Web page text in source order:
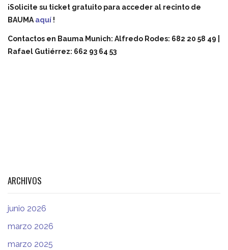
¡Solicite su ticket gratuito para acceder al recinto de
BAUMA aquí !
Contactos en Bauma Munich: Alfredo Rodes: 682 20 58 49 |
Rafael Gutiérrez: 662 93 64 53
ARCHIVOS
junio 2026
marzo 2026
marzo 2025